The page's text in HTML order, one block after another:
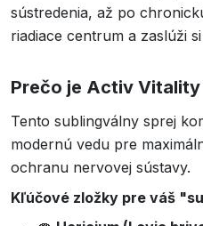
sústredenia, až po
riadiace centrum a zaslúži
Prečo je Activ
Tento sublingválny sprej
modernú vedu pre
ochranu nervovej sústavy.
Kľúčové zložky pre váš